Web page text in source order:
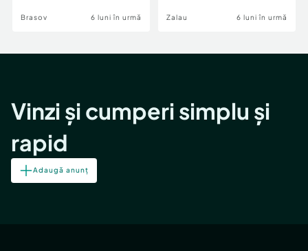
Brasov 6 luni în urmă Zalau 6 luni în urmă
Vinzi și cumperi simplu și
rapid
Adaugă anunț